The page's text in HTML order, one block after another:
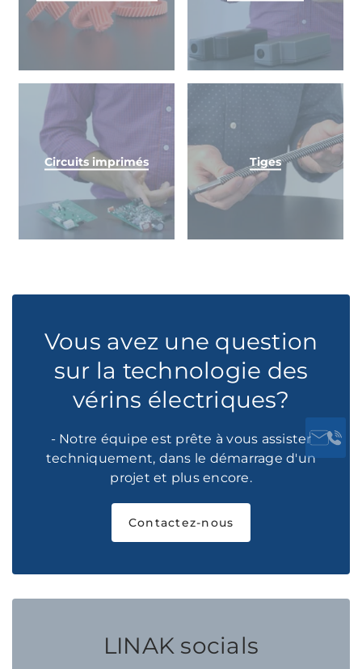
Circuits imprimés Tiges
Vous avez une question
sur la technologie des
vérins électriques?
- Notre équipe est prête à vous assister
techniquement, dans le démarrage d'un
projet et plus encore.
Contactez-nous
LINAK socials